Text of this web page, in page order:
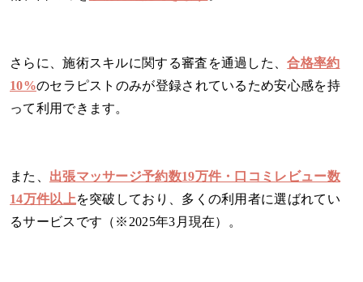
さらに、施術スキルに関する審査を通過した、合格率約
10%のセラピストのみが登録されているため安心感を持
って利用できます。
また、 出張マッサージ予約数19万件・口コミレビュー数
14万件以上を突破しており、多くの利用者に選ばれてい
るサービスです（※2025年3月現在）。